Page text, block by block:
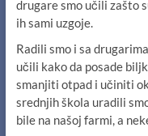
drugare smo učili zašto
ih sami uzgoje.
Radili smo i sa
učili kako da posade
smanjiti otpad i učiniti
srednjih škola uradili
bile na našoj farmi, a